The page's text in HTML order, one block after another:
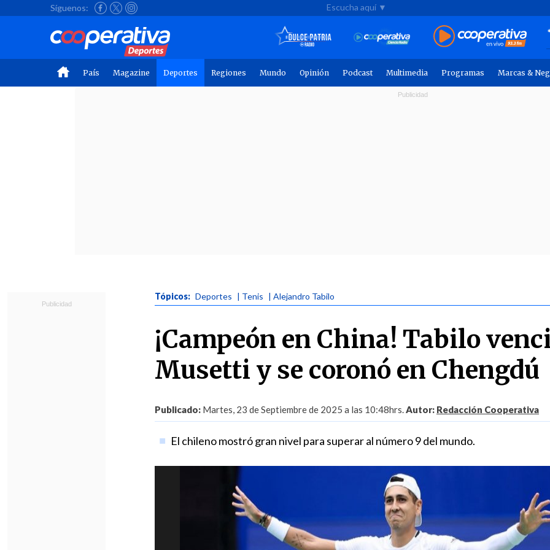
Síguenos: Escucha aquí ▼
País Magazine Deportes Regiones Mundo Opinión Podcast Multimedia Programas Marcas &
Tópicos: Deportes | Tenis | Alejandro Tabilo
¡Campeón en China! Tabilo
Musetti y se coronó en Chengdú
Publicado: Martes, 23 de Septiembre de 2025 a las 10:48hrs.Autor: Redacción Cooperativa
El chileno mostró gran nivel para superar al número 9 del mundo.